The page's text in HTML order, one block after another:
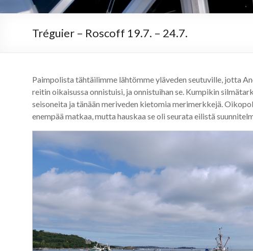
Tréguier – Roscoff 19.7. – 24.7.
Paimpolista tähtäilimme lähtömme yläveden seutuville, jotta
reitin oikaisussa onnistuisi, ja onnistuihan se. Kumpikin
seisoneita ja tänään meriveden kietomia merimerkkejä.
enempää matkaa, mutta hauskaa se oli seurata eilistä